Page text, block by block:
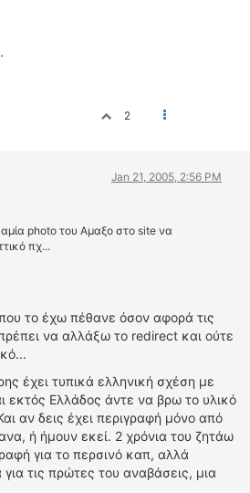
2
Jan 21, 2005, 2:56 PM
photo του Αμαξο στο site να
πχ...
το έχω πέθανε όσον αφορά τις
να αλλάξω το redirect και ούτε
έχει τυπικά ελληνική σχέση με
εκτός Ελλάδος άντε να βρω το υλικό
αν δεις έχει περιγραφή μόνο από
ή ήμουν εκεί. 2 χρόνια του ζητάω
για το περσινό καπ, αλλά
τις πρώτες του αναβάσεις, μια